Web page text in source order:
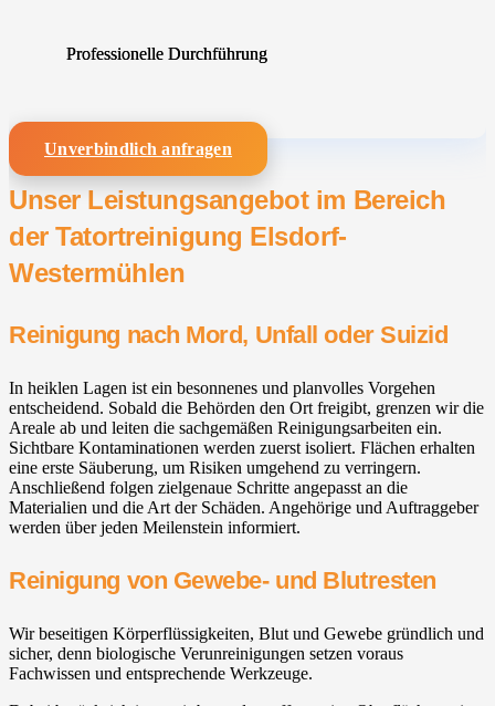
Professionelle Durchführung
Unverbindlich anfragen
Unser Leistungsangebot im Bereich
der Tatortreinigung Elsdorf-
Westermühlen
Reinigung nach Mord, Unfall oder Suizid
In heiklen Lagen ist ein besonnenes und planvolles Vorgehen
entscheidend. Sobald die Behörden den Ort freigibt, grenzen wir die
Areale ab und leiten die sachgemäßen Reinigungsarbeiten ein.
Sichtbare Kontaminationen werden zuerst isoliert. Flächen erhalten
eine erste Säuberung, um Risiken umgehend zu verringern.
Anschließend folgen zielgenaue Schritte angepasst an die
Materialien und die Art der Schäden. Angehörige und Auftraggeber
werden über jeden Meilenstein informiert.
Reinigung von Gewebe- und Blutresten
Wir beseitigen Körperflüssigkeiten, Blut und Gewebe gründlich und
sicher, denn biologische Verunreinigungen setzen voraus
Fachwissen und entsprechende Werkzeuge.